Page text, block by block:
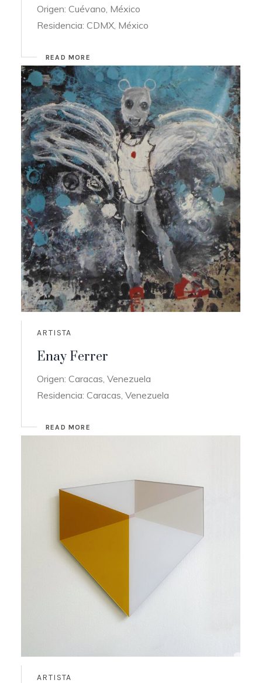
Origen: Cuévano, México
Residencia: CDMX, México
READ MORE
ARTISTA
Enay Ferrer
Origen: Caracas, Venezuela
Residencia: Caracas, Venezuela
READ MORE
ARTISTA